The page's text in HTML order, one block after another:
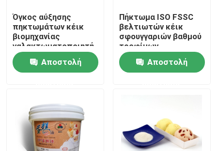
Γύρος εργοστασίων
Ποιοτικός έλεγχος
Ειδήσεις
Ζητήστε ένα απόσπασμα
Όγκος αύξησης
πηκτωμάτων κέικ
βιομηχανίας
γαλακτωματοποιητή
τροφίμων
Αποστολή
Πήκτωμα ISO FSSC
βελτιωτών κέικ
σφουγγαριών βαθμού
τροφίμων
πιστοποιημένο
Αποστολή